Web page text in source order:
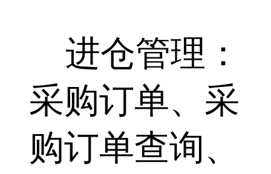
进仓管理：
采购订单、采
购订单查询、